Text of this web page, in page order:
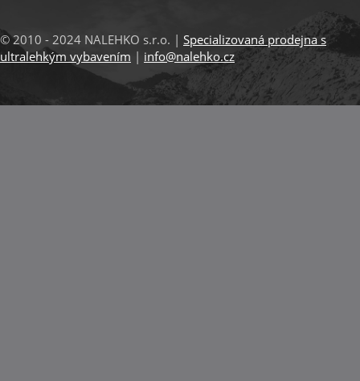
© 2010 - 2024 NALEHKO s.r.o. | Specializovaná prodejna s
ultralehkým vybavením | info@nalehko.cz